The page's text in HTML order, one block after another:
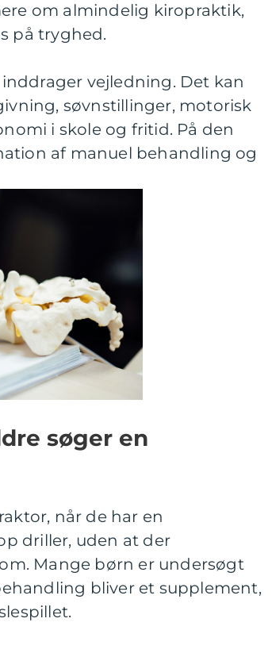
om almindelig kiropraktik,
på tryghed.
vejledning. Det kan
søvnstillinger, motorisk
i skole og fritid. På den
af manuel behandling og
søger en
når de har en
driller, uden at der
Mange børn er undersøgt
bliver et supplement,